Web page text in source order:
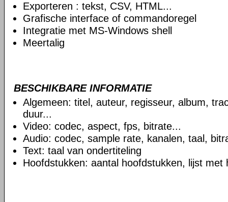
Exporteren : tekst, CSV, HTML...
Grafische interface of commandoregel
Integratie met MS-Windows shell
Meertalig
BESCHIKBARE INFORMATIE
Algemeen: titel, auteur, regisseur, album,
duur...
Video: codec, aspect, fps, bitrate...
Audio: codec, sample rate, kanalen, taal,
Text: taal van ondertiteling
Hoofdstukken: aantal hoofdstukken, lijst met